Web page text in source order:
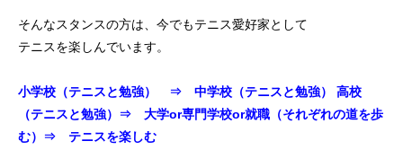
そんなスタンスの方は、今でもテニス愛好家として
テニスを楽しんでいます。
小学校（テニスと勉強） ⇒ 中学校（テニスと勉強）
高校
（テニスと勉強）⇒ 大学or専門学校or就職（それぞれの道を歩
む）⇒ テニスを楽しむ